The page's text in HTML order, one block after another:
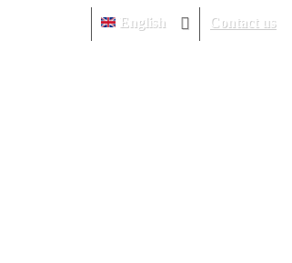
Contact us
English